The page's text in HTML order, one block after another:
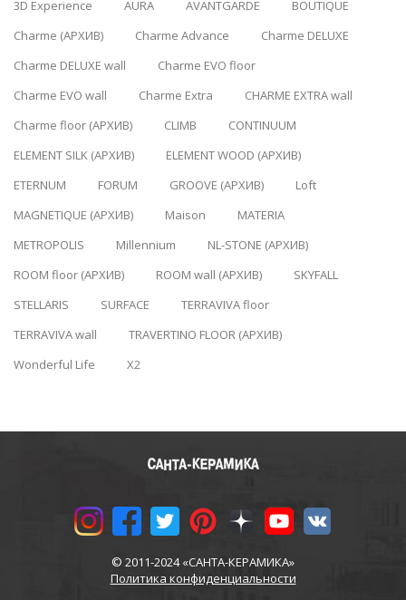
3D Experience AURA AVANTGARDE
BOUTIQUE
Charme (АРХИВ)
Charme Advance
Charme DELUXE
Charme DELUXE wall
Charme EVO floor
Charme EVO wall
Charme Extra
CHARME EXTRA wall
Charme floor (АРХИВ)
CLIMB
CONTINUUM
ELEMENT SILK (АРХИВ)
ELEMENT WOOD (АРХИВ)
ETERNUM
FORUM GROOVE (АРХИВ)
Loft
MAGNETIQUE (АРХИВ)
Maison
MATERIA
METROPOLIS
Millennium
NL-STONE (АРХИВ)
ROOM floor (АРХИВ)
ROOM wall (АРХИВ)
SKYFALL
STELLARIS
SURFACE
TERRAVIVA floor
TERRAVIVA wall
TRAVERTINO FLOOR (АРХИВ)
Wonderful Life
X2
© 2011-2024 «САНТА-КЕРАМИКА»
Политика конфиденциальности